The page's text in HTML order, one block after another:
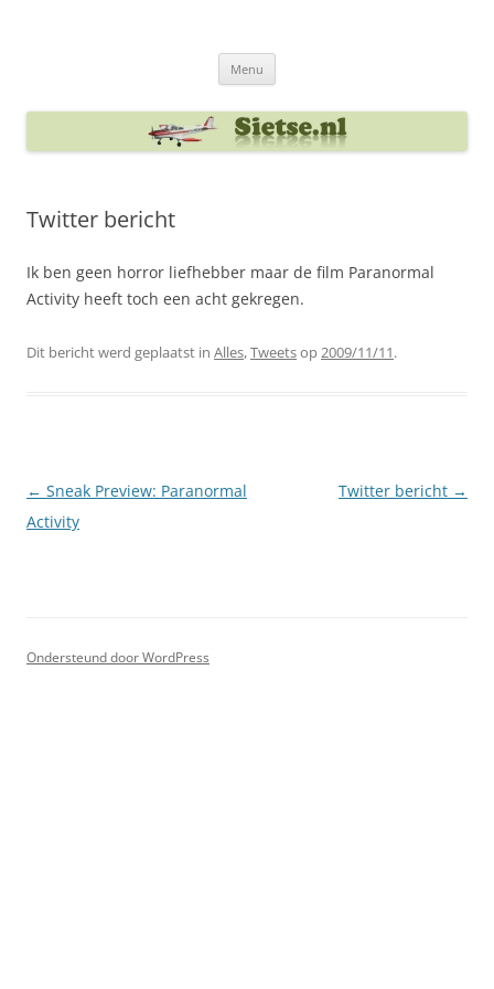
Menu
Twitter bericht
Ik ben geen horror liefhebber maar de film Paranormal
Activity heeft toch een acht gekregen.
Dit bericht werd geplaatst in Alles,Tweetsop2009/11/11.
Berichtnavigatie
← Sneak Preview: Paranormal
Activity
Twitter bericht →
Ondersteund door WordPress